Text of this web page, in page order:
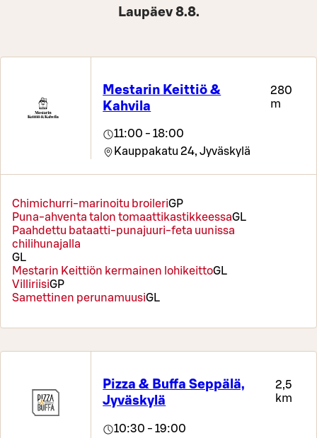
Laupäev 8.8.
Mestarin Keittiö &
Kahvila
280
m
11:00 - 18:00
Kauppakatu 24, Jyväskylä
Chimichurri-marinoitu broileriGP
Puna-ahventa talon tomaattikastikkeessaGL
Paahdettu bataatti-punajuuri-feta uunissa
chilihunajalla
GL
Mestarin Keittiön kermainen lohikeittoGL
VilliriisiGP
Samettinen perunamuusiGL
Pizza & Buffa Seppälä,
Jyväskylä
2,5
km
10:30 - 19:00